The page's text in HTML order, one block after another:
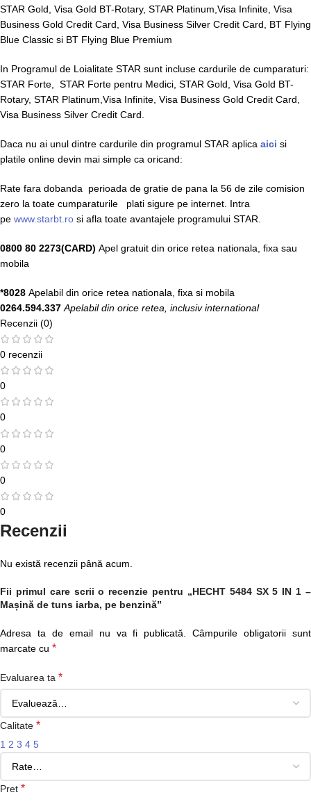
STAR Gold, Visa Gold BT-Rotary, STAR Platinum,Visa Infinite, Visa
Business Gold Credit Card, Visa Business Silver Credit Card, BT Flying
Blue Classic si BT Flying Blue Premium
In Programul de Loialitate STAR sunt incluse cardurile de cumparaturi:
STAR Forte, STAR Forte pentru Medici, STAR Gold, Visa Gold BT-
Rotary, STAR Platinum,Visa Infinite, Visa Business Gold Credit Card,
Visa Business Silver Credit Card.
Daca nu ai unul dintre cardurile din programul STAR aplica aici si
platile online devin mai simple ca oricand:
Rate fara dobanda perioada de gratie de pana la 56 de zile comision
zero la toate cumparaturile plati sigure pe internet. Intra
pe www.starbt.ro si afla toate avantajele programului STAR.
0800 80 2273(CARD) Apel gratuit din orice retea nationala, fixa sau
mobila
*8028 Apelabil din orice retea nationala, fixa si mobila
0264.594.337 Apelabil din orice retea, inclusiv international
Recenzii (0)
0 recenzii
0
0
0
0
0
Recenzii
Nu există recenzii până acum.
Fii primul care scrii o recenzie pentru „HECHT 5484 SX 5 IN 1 –
Mașină de tuns iarba, pe benzină”
Adresa ta de email nu va fi publicată.
Câmpurile obligatorii sunt
marcate cu *
Evaluarea ta *
Calitate *
1 2 3 4 5
Pret *